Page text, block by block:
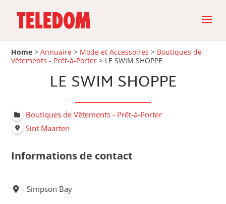
Home >Annuaire > Mode et Accessoires > Boutiques de
Vêtements - Prêt-à-Porter > LE SWIM SHOPPE
LE SWIM SHOPPE
Boutiques de Vêtements - Prêt-à-Porter
Sint Maarten
Informations de contact
- Simpson Bay